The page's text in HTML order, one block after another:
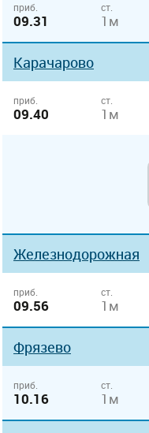
приб.
09.31
ст.
1м
Карачарово
приб.
09.40
ст.
1м
Железнодорожная
приб.
09.56
ст.
1м
Фрязево
приб.
10.16
ст.
1м